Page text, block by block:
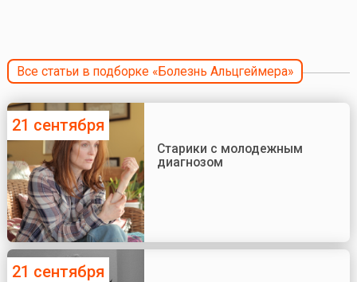
Все статьи в подборке «Болезнь Альцгеймера»
21 сентября
Старики с молодежным
диагнозом
21 сентября